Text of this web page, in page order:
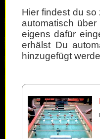
Hier findest du
automatisch
eigens dafür
erhälst Du
hinzugefügt